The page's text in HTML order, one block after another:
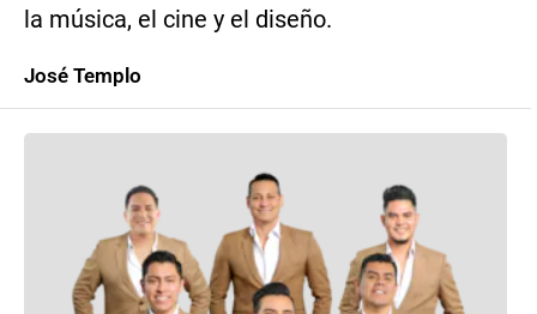
la música, el cine y el diseño.
José Templo